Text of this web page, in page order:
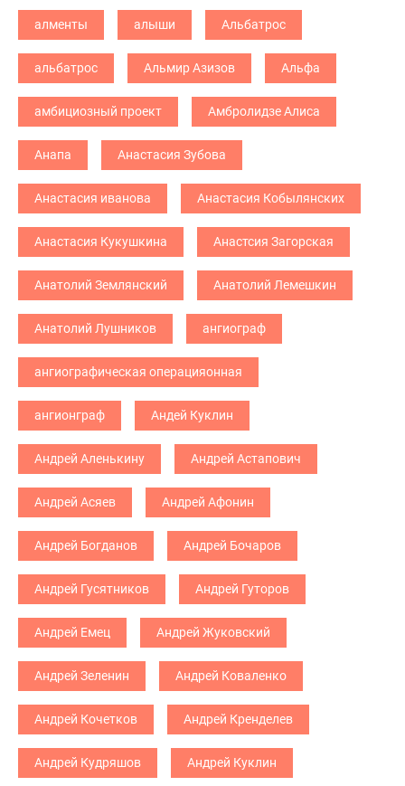
алменты алыши Альбатрос
альбатрос Альмир Азизов Альфа
амбициозный проект Амбролидзе Алиса
Анапа Анастасия Зубова
Анастасия иванова Анастасия Кобылянских
Анастасия Кукушкина Анастсия Загорская
Анатолий Землянский Анатолий Лемешкин
Анатолий Лушников ангиограф
ангиографическая операцияонная
ангионграф Андей Куклин
Андрей Аленькину Андрей Астапович
Андрей Асяев Андрей Афонин
Андрей Богданов Андрей Бочаров
Андрей Гусятников Андрей Гуторов
Андрей Емец Андрей Жуковский
Андрей Зеленин Андрей Коваленко
Андрей Кочетков Андрей Кренделев
Андрей Кудряшов Андрей Куклин